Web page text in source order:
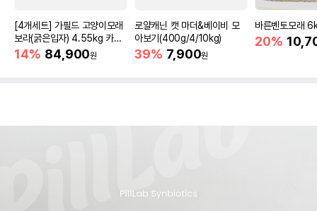
[4개세트] 가필드 고양이모래
보라(굵은입자) 4.55kg 카사
바모래
14% 84,900원
로얄캐닌 캣 마더&베이비 모
아보기(400g/4/10kg)
39% 7,900원
바른벤토모래
20%